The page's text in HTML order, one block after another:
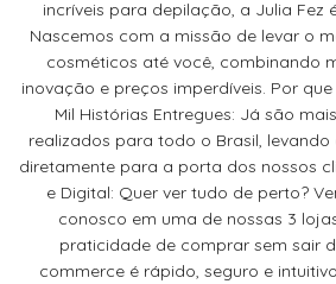
incríveis para depilação, a Julia Fez
Nascemos com a missão de levar o
cosméticos até você, combinando
inovação e preços imperdíveis. Por
Mil Histórias Entregues: Já são
realizados para todo o Brasil,
diretamente para a porta dos nossos
e Digital: Quer ver tudo de perto?
conosco em uma de nossas 3
praticidade de comprar sem sair
commerce é rápido, seguro e